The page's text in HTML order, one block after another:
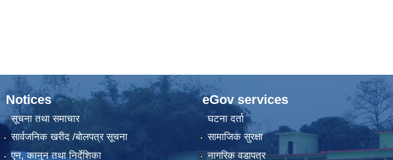
Notices
सूचना तथा समाचार
सार्वजनिक खरीद /बोलपत्र सूचना
एन, कानुन तथा निर्देशिका
eGov services
घटना दर्ता
सामाजिक सुरक्षा
नागरिक वडापत्र